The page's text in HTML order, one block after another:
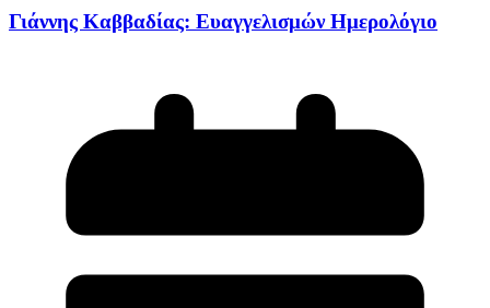
Γιάννης Καββαδίας: Ευαγγελισμών Ημερολόγιο